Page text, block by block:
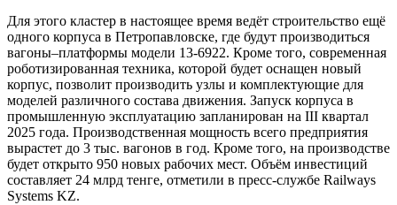
Для этого кластер в настоящее время ведёт строительство ещё
одного корпуса в Петропавловске, где будут производиться
вагоны–платформы модели 13-6922. Кроме того, современная
роботизированная техника, которой будет оснащен новый
корпус, позволит производить узлы и комплектующие для
моделей различного состава движения. Запуск корпуса в
промышленную эксплуатацию запланирован на III квартал
2025 года. Производственная мощность всего предприятия
вырастет до 3 тыс. вагонов в год. Кроме того, на производстве
будет открыто 950 новых рабочих мест. Объём инвестиций
составляет 24 млрд тенге, отметили в пресс-службе Railways
Systems KZ.